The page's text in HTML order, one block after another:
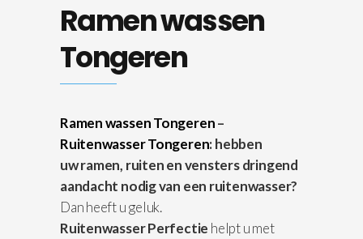
Ramen wassen
Tongeren
Ramen wassen Tongeren–
Ruitenwasser Tongeren: hebben
uw ramen, ruiten en vensters dringend
aandacht nodig van een ruitenwasser?
Dan heeft u geluk.
Ruitenwasser Perfectie helpt u met